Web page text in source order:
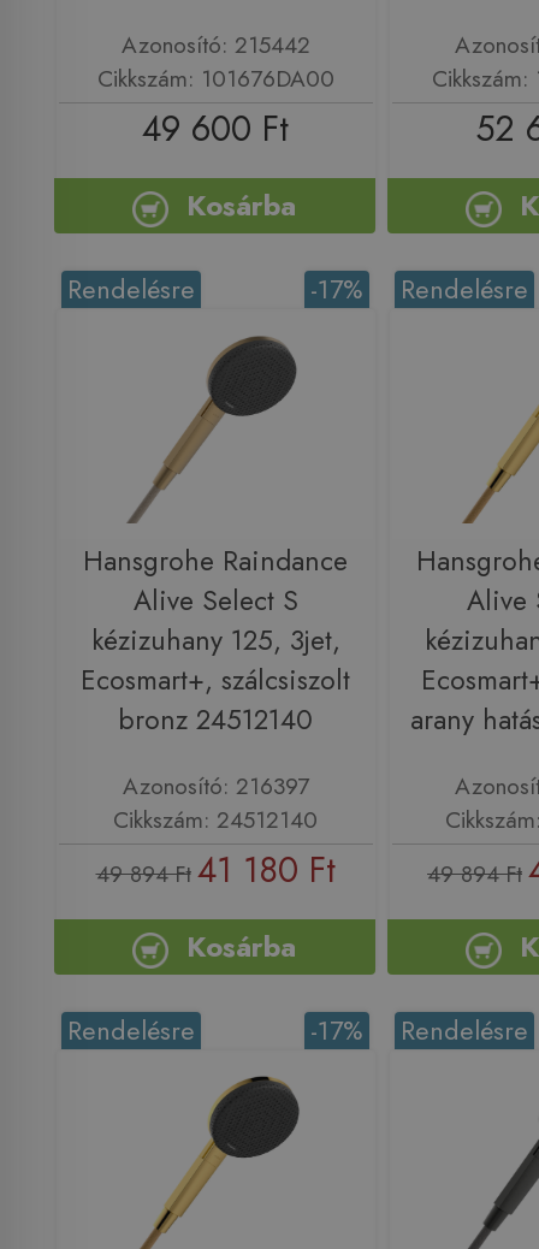
Azonosító: 215442
Cikkszám: 101676DA00
49 600 Ft
Kosárba
52
-17%
Rendelésre
Hansgrohe Raindance
Alive Select S
kézizuhany 125, 3jet,
Ecosmart+, szálcsiszolt
bronz 24512140
Azonosító: 216397
Cikkszám: 24512140
49 894 Ft 41 180 Ft
Kosárba
Rendelésre
Alive
arany
49 894 Ft
-17%
Rendelésre Rendelésre